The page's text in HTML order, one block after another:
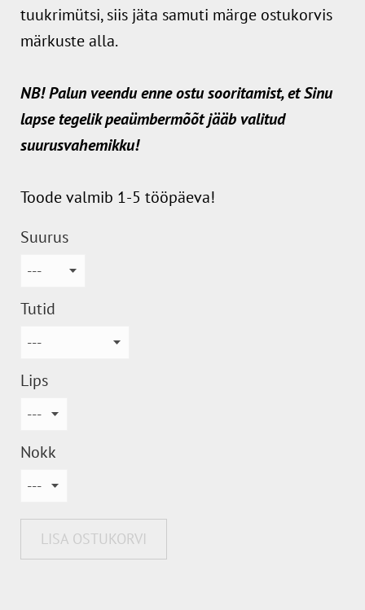
tuukrimütsi, siis jäta samuti märge ostukorvis
märkuste alla.
NB! Palun veendu enne ostu sooritamist, et Sinu
lapse tegelik peaümbermõõt jääb valitud
suurusvahemikku!
Toode valmib 1-5 tööpäeva!
Suurus
Tutid
Lips
Nokk
LISA OSTUKORVI